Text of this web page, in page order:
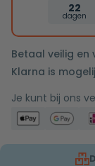
22
dagen
Betaal veilig
Klarna is
Je kunt bij ons